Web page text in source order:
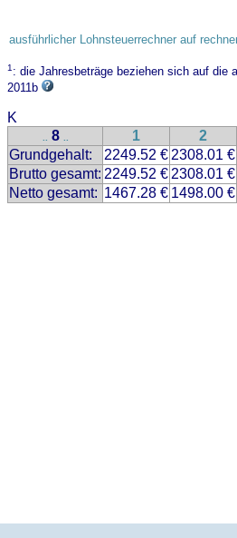
ausführlicher Lohnsteuerrechner auf
1: die Jahresbeträge beziehen sich auf die
2011b
K
.. 8 .. 1 2
Grundgehalt:
2249.52 € 2308.01 €
Brutto gesamt: 2249.52 € 2308.01 €
Netto gesamt: 1467.28 € 1498.00 €